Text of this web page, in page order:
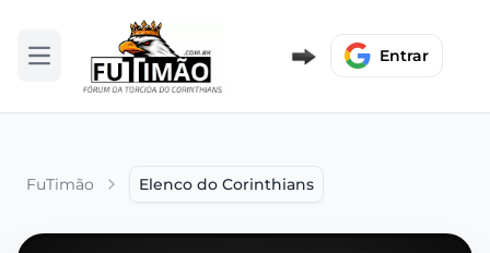
Abrir menu Entrar
FuTimão Elenco do Corinthians